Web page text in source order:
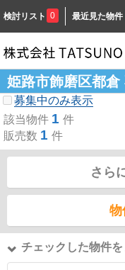
検討リスト 0 最近見た物件
姫路市飾磨区都倉
募集中のみ表示
該当物件 1 件
販売数 1 件
さら
物
チェックした物件